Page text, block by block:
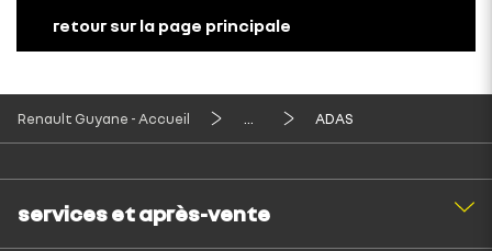
retour sur la page principale